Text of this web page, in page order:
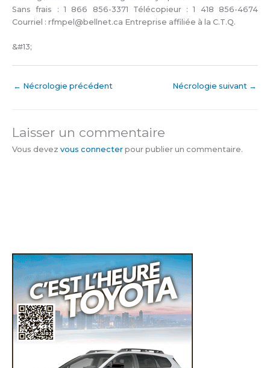
Sans frais : 1 866 856-3371 Télécopieur : 1 418 856-4674
Courriel : rfmpel@bellnet.ca Entreprise affiliée à la C.T.Q.
&#13;
← Nécrologie précédent Nécrologie suivant →
Laisser un commentaire
Vous devez vous connecter pour publier un commentaire.